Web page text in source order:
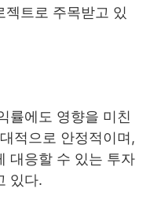
젝트로 주목받고 있
률에도 영향을 미친
적으로 안정적이며,
대응할 수 있는 투자
있다.